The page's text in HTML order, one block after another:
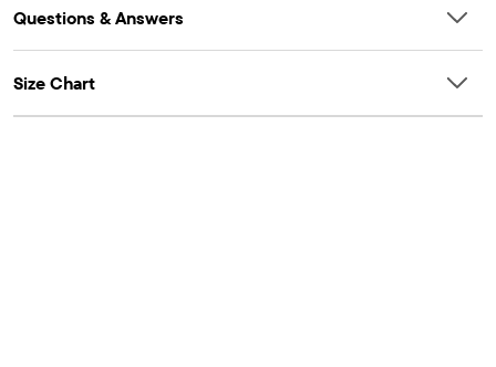
Questions & Answers
Size Chart